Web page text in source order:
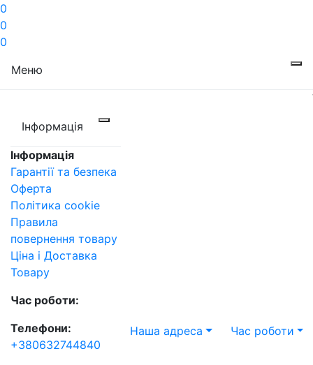
0
0
0
Меню
Інформація
Інформація
Гарантії та безпека
Оферта
Політика cookie
Правила
повернення товару
Ціна і Доставка
Товару
Час роботи:
Телефони:
+380632744840
Наша адреса Час роботи